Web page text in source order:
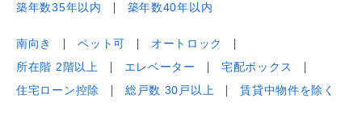
築年数35年以内
築年数40年以内
南向き ペット可
オートロック
所在階 2階以上
エレベーター
宅配ボックス
住宅ローン控除
総戸数 30戸以上 賃貸中物件を除く